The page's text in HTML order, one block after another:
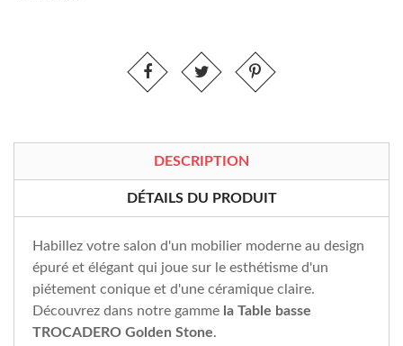
DESCRIPTION
DÉTAILS DU PRODUIT
Habillez votre salon d'un mobilier moderne au design
épuré et élégant qui joue sur le esthétisme d'un
piétement conique et d'une céramique claire.
Découvrez dans notre gamme la Table basse
TROCADERO Golden Stone.